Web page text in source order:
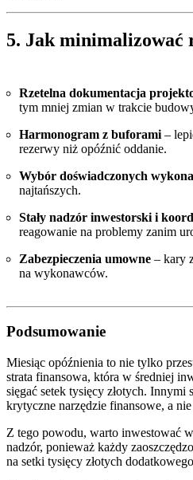
5. Jak minimalizować
Rzetelna dokumentacja
tym mniej zmian w trakcie
Harmonogram z buforami –
rezerwy niż opóźnić oddanie.
Wybór doświadczonych
najtańszych.
Stały nadzór inwestorski i
reagowanie na problemy zanim
Zabezpieczenia umowne – kary
na wykonawców.
Podsumowanie
Miesiąc opóźnienia to nie tylko
strata finansowa, która w średniej
sięgać setek tysięcy złotych. Innymi
krytyczne narzędzie finansowe, a
Z tego powodu, warto inwestować
nadzór, ponieważ każdy
na setki tysięcy złotych